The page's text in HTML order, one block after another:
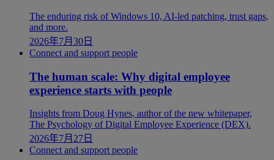
The enduring risk of Windows 10, AI-led patching, trust gaps,
and more.
2026年7月30日
Connect and support people
The human scale: Why digital employee
experience starts with people
Insights from Doug Hynes, author of the new whitepaper,
The Psychology of Digital Employee Experience (DEX).
2026年7月27日
Connect and support people